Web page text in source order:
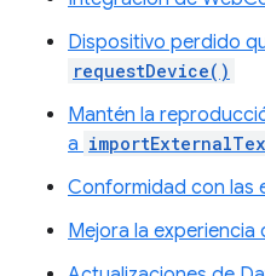
Dispositivo perdido
requestDevice()
Mantén la
a
Conformidad con las
Mejora la